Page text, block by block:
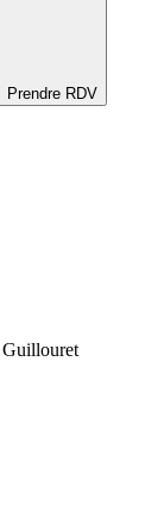
Prendre RDV
Guillouret